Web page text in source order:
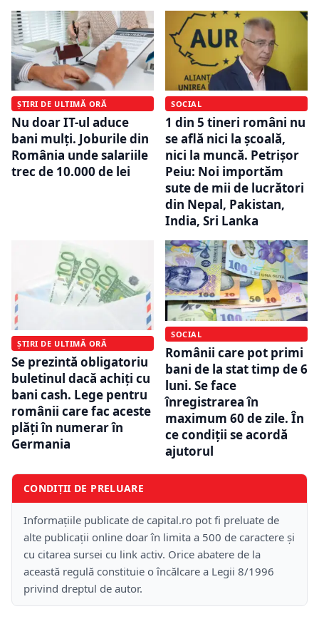
ȘTIRI DE ULTIMĂ ORĂ
Nu doar IT-ul aduce
bani mulți. Joburile din
România unde salariile
trec de 10.000 de lei
SOCIAL
1 din 5 tineri români nu
se află nici la şcoală,
nici la muncă. Petrișor
Peiu: Noi importăm
sute de mii de lucrători
din Nepal, Pakistan,
India, Sri Lanka
ȘTIRI DE ULTIMĂ ORĂ
Se prezintă obligatoriu
buletinul dacă achiți cu
bani cash. Lege pentru
românii care fac aceste
plăți în numerar în
Germania
SOCIAL
Românii care pot primi
bani de la stat timp de 6
luni. Se face
înregistrarea în
maximum 60 de zile. În
ce condiții se acordă
ajutorul
CONDIȚII DE PRELUARE
Informațiile publicate de capital.ro pot fi preluate de
alte publicații online doar în limita a 500 de caractere și
cu citarea sursei cu link activ. Orice abatere de la
această regulă constituie o încălcare a Legii 8/1996
privind dreptul de autor.